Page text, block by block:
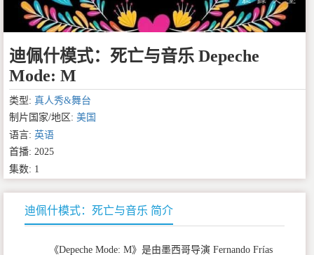
迪佩什模式：死亡与音乐 Depeche
Mode: M
类型: 真人秀&舞台
制片国家/地区: 美国
语言: 英语
首播: 2025
集数: 1
迪佩什模式：死亡与音乐 简介
《Depeche Mode: M》是由墨西哥导演 Fernando Frías